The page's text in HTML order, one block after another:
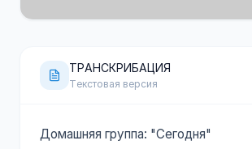
ТРАНСКРИБАЦИЯ
Текстовая версия
Домашняя группа: "Сегодня"